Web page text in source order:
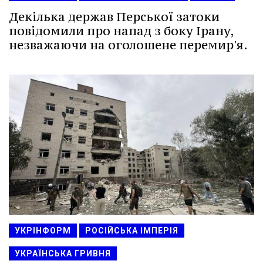
Декілька держав Перської затоки
повідомили про напад з боку Ірану,
незважаючи на оголошене перемир'я.
УКРІНФОРМ РОСІЙСЬКА ІМПЕРІЯ
УКРАЇНСЬКА ГРИВНЯ